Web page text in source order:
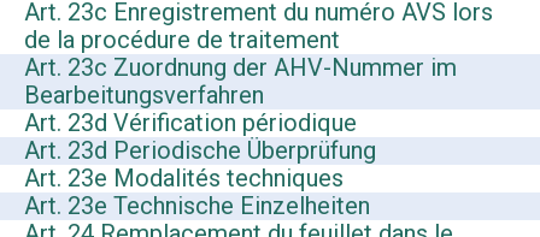
Art. 23c Enregistrement du numéro AVS lors
de la procédure de traitement
Art. 23c Zuordnung der AHV-Nummer im
Bearbeitungsverfahren
Art. 23d Vérification périodique
Art. 23d Periodische Überprüfung
Art. 23e Modalités techniques
Art. 23e Technische Einzelheiten